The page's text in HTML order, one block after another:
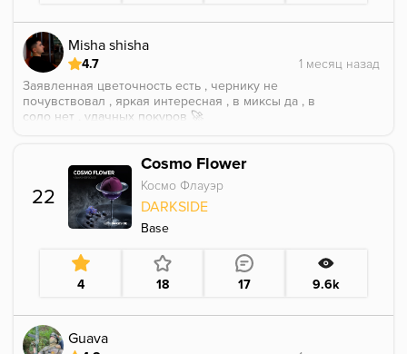
Misha shisha
4.7
Заявленная цветочность есть , чернику не
почувствовал , яркая интересная , в миксы да , в
соло нет , удачных покуров 🚀
22
Cosmo Flower
Космо Флауэр
DARKSIDE
Base
4 18 17 9.6k
Guava